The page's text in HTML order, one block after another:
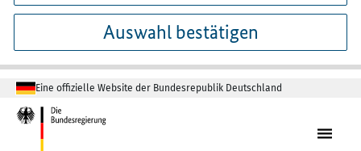
Auswahl bestätigen
Eine offizielle Website der Bundesrepublik Deutschland